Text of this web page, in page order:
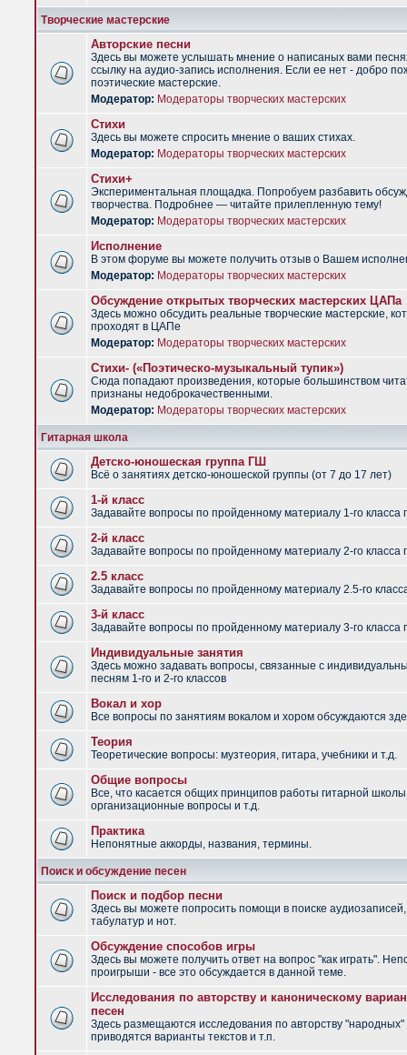
Творческие мастерские
Авторские песни
Здесь вы можете услышать мнение о написаных вами
ссылку на аудио-запись исполнения. Если ее нет - добро
поэтические мастерские.
Модератор: Модераторы творческих мастерских
Стихи
Здесь вы можете спросить мнение о ваших стихах.
Модератор: Модераторы творческих мастерских
Стихи+
Экспериментальная площадка. Попробуем разбавить
творчества. Подробнее — читайте прилепленную тему!
Модератор: Модераторы творческих мастерских
Исполнение
В этом форуме вы можете получить отзыв о Вашем
Модератор: Модераторы творческих мастерских
Обсуждение открытых творческих мастерских ЦАПа
Здесь можно обсудить реальные творческие мастерские,
проходят в ЦАПе
Модератор: Модераторы творческих мастерских
Стихи- («Поэтическо-музыкальный тупик»)
Сюда попадают произведения, которые большинством
признаны недоброкачественными.
Модератор: Модераторы творческих мастерских
Гитарная школа
Детско-юношеская группа ГШ
Всё о занятиях детско-юношеской группы (от 7 до 17 лет)
1-й класс
Задавайте вопросы по пройденному материалу 1-го класса
2-й класс
Задавайте вопросы по пройденному материалу 2-го класса
2.5 класс
Задавайте вопросы по пройденному материалу 2.5-го
3-й класс
Задавайте вопросы по пройденному материалу 3-го класса
Индивидуальные занятия
Здесь можно задавать вопросы, связанные с
песням 1-го и 2-го классов
Вокал и хор
Все вопросы по занятиям вокалом и хором обсуждаются
Теория
Теоретические вопросы: музтеория, гитара, учебники и т.д.
Общие вопросы
Все, что касается общих принципов работы гитарной
организационные вопросы и т.д.
Практика
Непонятные аккорды, названия, термины.
Поиск и обсуждение песен
Поиск и подбор песни
Здесь вы можете попросить помощи в поиске аудиозаписей,
табулатур и нот.
Обсуждение способов игры
Здесь вы можете получить ответ на вопрос "как играть".
проигрыши - все это обсуждается в данной теме.
Исследования по авторству и каноническому
песен
Здесь размещаются исследования по авторству "народных"
приводятся варианты текстов и т.п.